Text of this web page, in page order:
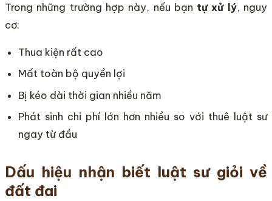
Trong những trường hợp này, nếu bạn tự xử lý, nguy
cơ:
Thua kiện rất cao
Mất toàn bộ quyền lợi
Bị kéo dài thời gian nhiều năm
Phát sinh chi phí lớn hơn nhiều so với thuê luật sư
ngay từ đầu
Dấu hiệu nhận biết luật sư giỏi về
đất đai